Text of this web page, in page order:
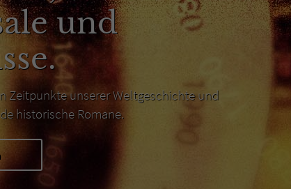
und
Zeitpunkte unserer Weltgeschichte und
historische Romane.